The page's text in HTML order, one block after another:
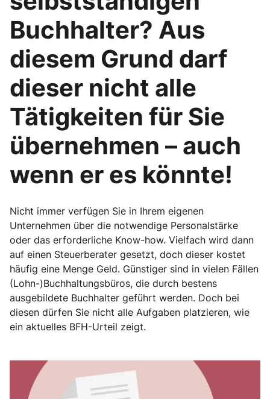
Buchhalter? Aus
diesem Grund darf
dieser nicht alle
Tätigkeiten für Sie
übernehmen – auch
wenn er es könnte!
Nicht immer verfügen Sie in Ihrem eigenen
Unternehmen über die notwendige Personalstärke
oder das erforderliche Know-how. Vielfach wird dann
auf einen Steuerberater gesetzt, doch dieser kostet
häufig eine Menge Geld. Günstiger sind in vielen Fällen
(Lohn-)Buchhaltungsbüros, die durch bestens
ausgebildete Buchhalter geführt werden. Doch bei
diesen dürfen Sie nicht alle Aufgaben platzieren, wie
ein aktuelles BFH-Urteil zeigt.